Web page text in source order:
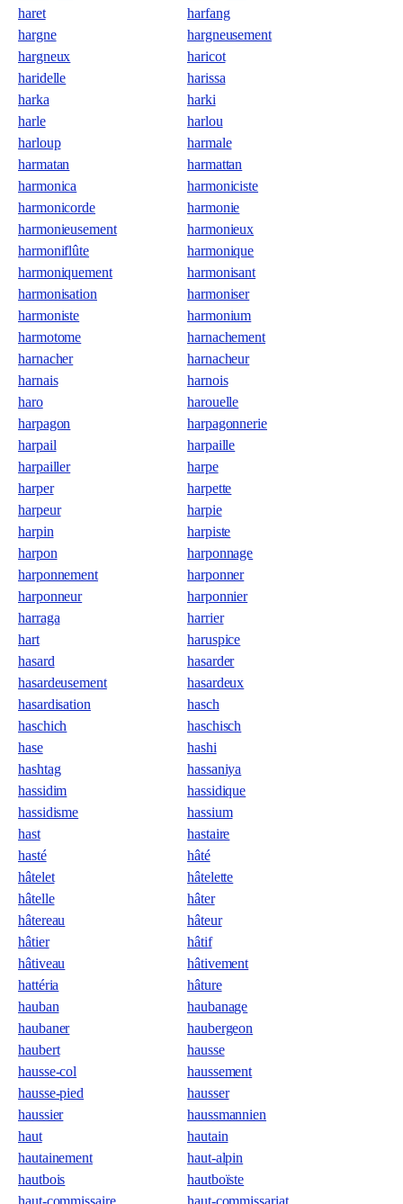
haret
harfang
hargne
hargneusement
hargneux
haricot
haridelle
harissa
harka
harki
harle
harlou
harloup
harmale
harmatan
harmattan
harmonica
harmoniciste
harmonicorde
harmonie
harmonieusement
harmonieux
harmoniflûte
harmonique
harmoniquement
harmonisant
harmonisation
harmoniser
harmoniste
harmonium
harmotome
harnachement
harnacher
harnacheur
harnais
harnois
haro
harouelle
harpagon
harpagonnerie
harpail
harpaille
harpailler
harpe
harper
harpette
harpeur
harpie
harpin
harpiste
harpon
harponnage
harponnement
harponner
harponneur
harponnier
harraga
harrier
hart
haruspice
hasard
hasarder
hasardeusement
hasardeux
hasardisation
hasch
haschich
haschisch
hase
hashi
hashtag
hassaniya
hassidim
hassidique
hassidisme
hassium
hast
hastaire
hasté
hâté
hâtelet
hâtelette
hâtelle
hâter
hâtereau
hâteur
hâtier
hâtif
hâtiveau
hâtivement
hattéria
hâture
hauban
haubanage
haubaner
haubergeon
haubert
hausse
hausse-col
haussement
hausse-pied
hausser
haussier
haussmannien
haut
hautain
hautainement
haut-alpin
hautbois
hautboïste
haut-commissaire
haut-commissariat